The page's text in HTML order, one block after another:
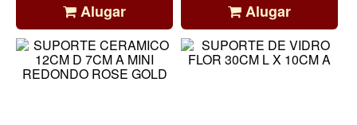
Alugar Alugar